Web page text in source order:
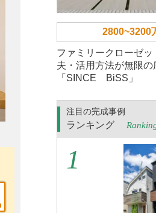
2800~3200
ファミリークローゼッ
夫・活用方法が無限
「SINCE BiSS」
注目の完成事例
ランキング